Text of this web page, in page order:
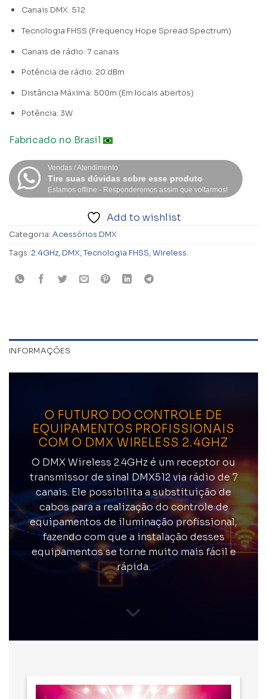
Canais DMX: 512
Tecnologia FHSS (Frequency Hope Spread Spectrum)
Canais de rádio: 7 canais
Potência de rádio: 20 dBm
Distância Máxima: 500m (Em locais abertos)
Potência: 3W
Fabricado no Brasil
Vendas / Atendimento
Tire suas dúvidas sobre esse produto
Estamos offline - Responderemos assim que voltarmos!
Add to wishlist
Categoria: Acessórios DMX
Tags: 2.4GHz, DMX,Tecnologia FHSS,Wireless
INFORMAÇÕES
O FUTURO DO CONTROLE DE
EQUIPAMENTOS PROFISSIONAIS
COM O DMX WIRELESS 2.4GHZ
O DMX Wireless 2.4GHz é um receptor ou
transmissor de sinal DMX512 via rádio de 7
canais. Ele possibilita a substituição de
cabos para a realização do controle de
equipamentos de iluminação profissional,
fazendo com que a instalação desses
equipamentos se torne muito mais fácil e
rápida.